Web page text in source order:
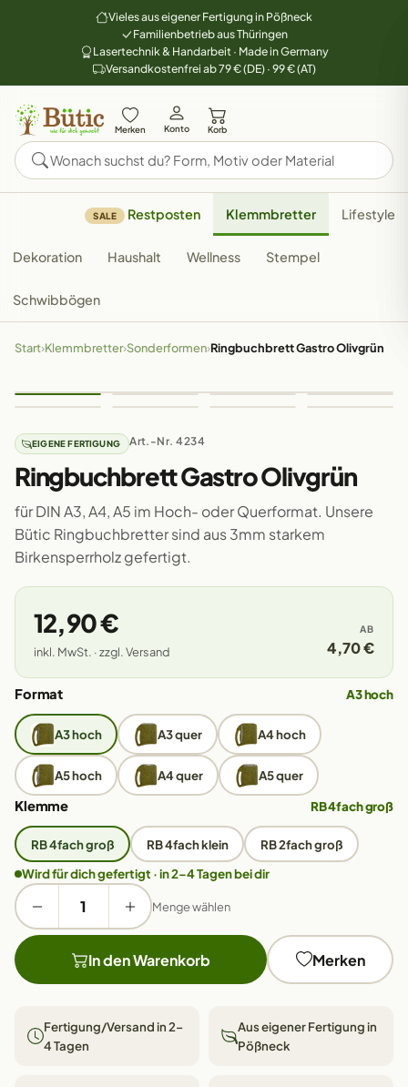
Vieles aus eigener Fertigung in Pößneck
Familienbetrieb aus Thüringen
Lasertechnik & Handarbeit · Made in Germany
Versandkostenfrei ab 79 € (DE) · 99 € (AT)
Merken Konto Korb
SALE Restposten Klemmbretter Lifestyle
Dekoration Haushalt Wellness Stempel
Schwibbögen
Start›Klemmbretter›Sonderformen›Ringbuchbrett Gastro Olivgrün
EIGENE FERTIGUNG Art.-Nr. 4234
Ringbuchbrett Gastro Olivgrün
für DIN A3, A4, A5 im Hoch- oder Querformat. Unsere
Bütic Ringbuchbretter sind aus 3mm starkem
Birkensperrholz gefertigt.
12,90 €
inkl. MwSt. · zzgl. Versand
AB
4,70 €
Format A3 hoch
A3 hoch A3 quer A4 hoch
A5 hoch A4 quer A5 quer
Klemme RB 4fach groß
RB 4fach groß RB 4fach klein
RB 2fach groß
Wird für dich gefertigt · in 2–4 Tagen bei dir
Menge wählen
In den Warenkorb Merken
Fertigung/Versand in 2–
4 Tagen
Aus eigener Fertigung in
Pößneck